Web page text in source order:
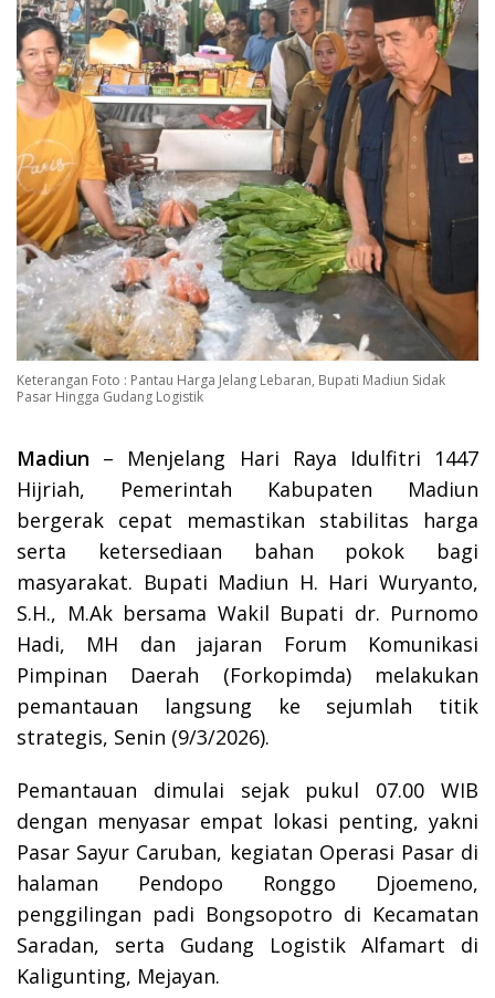
Keterangan Foto : Pantau Harga Jelang Lebaran, Bupati Madiun Sidak
Pasar Hingga Gudang Logistik
Madiun – Menjelang Hari Raya Idulfitri 1447
Hijriah, Pemerintah Kabupaten Madiun
bergerak cepat memastikan stabilitas harga
serta ketersediaan bahan pokok bagi
masyarakat. Bupati Madiun H. Hari Wuryanto,
S.H., M.Ak bersama Wakil Bupati dr. Purnomo
Hadi, MH dan jajaran Forum Komunikasi
Pimpinan Daerah (Forkopimda) melakukan
pemantauan langsung ke sejumlah titik
strategis, Senin (9/3/2026).
Pemantauan dimulai sejak pukul 07.00 WIB
dengan menyasar empat lokasi penting, yakni
Pasar Sayur Caruban, kegiatan Operasi Pasar di
halaman Pendopo Ronggo Djoemeno,
penggilingan padi Bongsopotro di Kecamatan
Saradan, serta Gudang Logistik Alfamart di
Kaligunting, Mejayan.